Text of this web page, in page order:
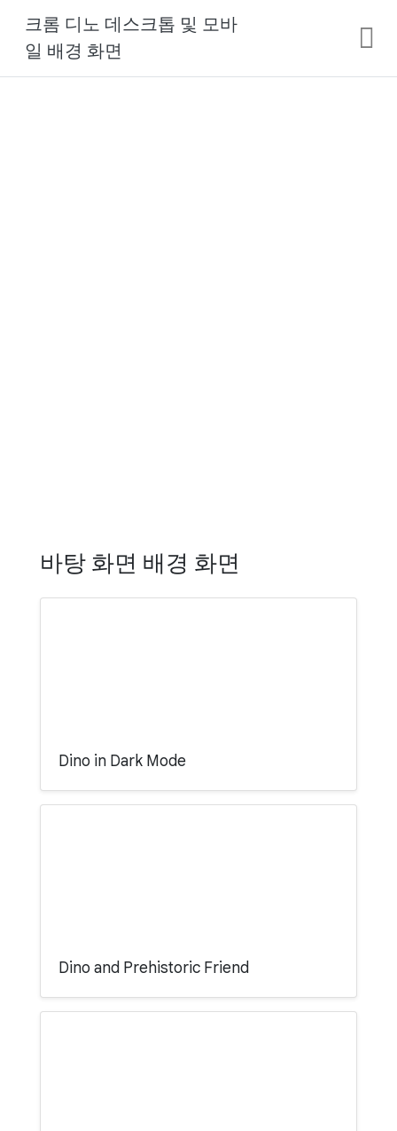
크롬 디노 데스크톱 및 모바
일 배경 화면
바탕 화면 배경 화면
Dino in Dark Mode
Dino and Prehistoric Friend